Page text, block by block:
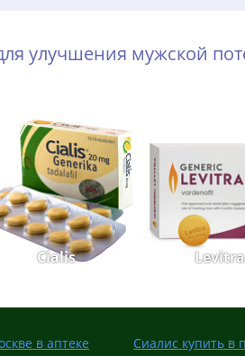
улучшения мужской
Cialis Levitra
в аптеке Сиалис купить в